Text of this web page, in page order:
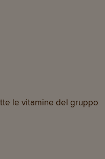
le vitamine del gruppo